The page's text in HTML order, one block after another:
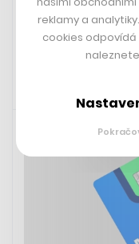
FILIP HOUSKA
20. 8. 2024 15:05
reklamy a
cookies odpovídá